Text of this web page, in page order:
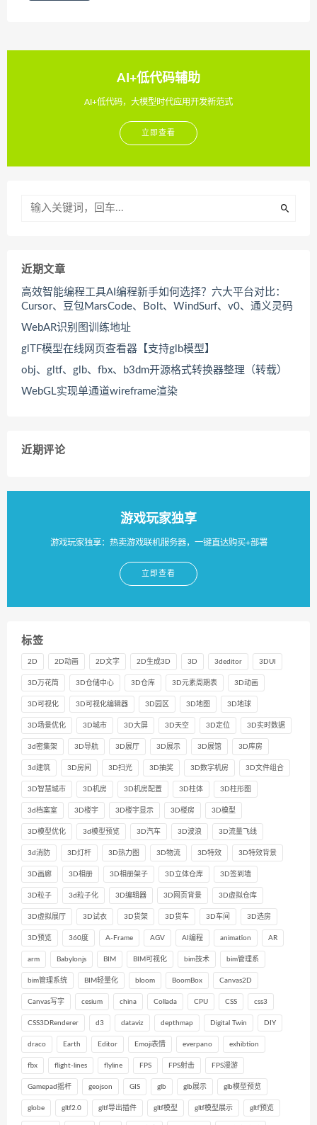
AI+低代码辅助
AI+低代码，大模型时代应用开发新范式
立即查看
近期文章
高效智能编程工具AI编程新手如何选择？六大平台对比：
Cursor、豆包MarsCode、Bolt、WindSurf、v0、通义灵码
WebAR识别图训练地址
glTF模型在线网页查看器【支持glb模型】
obj、gltf、glb、fbx、b3dm开源格式转换器整理（转载）
WebGL实现单通道wireframe渲染
近期评论
游戏玩家独享
游戏玩家独享：热卖游戏联机服务器，一键直达购买+部署
立即查看
标签
2D 2D动画 2D文字 2D生成3D 3D 3deditor 3DUI
3D万花筒 3D仓储中心 3D仓库 3D元素周期表 3D动画
3D可视化 3D可视化编辑器 3D园区 3D地图 3D地球
3D场景优化 3D城市 3D大屏 3D天空 3D定位 3D实时数据
3d密集架 3D导航 3D展厅 3D展示 3D展馆 3D库房
3d建筑 3D房间 3D扫光 3D抽奖 3D数字机房 3D文件组合
3D智慧城市 3D机房 3D机房配置 3D柱体 3D柱形图
3d档案室 3D楼宇 3D楼宇显示 3D楼房 3D模型
3D模型优化 3d模型预览 3D汽车 3D波浪 3D流量飞线
3d消防 3D灯杆 3D热力图 3D物流 3D特效 3D特效背景
3D画廊 3D相册 3D相册架子 3D立体仓库 3D签到墙
3D粒子 3d粒子化 3D编辑器 3D网页背景 3D虚拟仓库
3D虚拟展厅 3D试衣 3D货架 3D货车 3D车间 3D选房
3D预览 360度 A-Frame AGV AI编程 animation AR
arm Babylonjs BIM BIM可视化 bim技术 bim管理系
bim管理系统 BIM轻量化 bloom BoomBox Canvas2D
Canvas写字 cesium china Collada CPU CSS css3
CSS3DRenderer d3 dataviz depthmap Digital Twin DIY
draco Earth Editor Emoji表情 everpano exhibtion
fbx flight-lines flyline FPS FPS射击 FPS漫游
Gamepad摇杆 geojson GIS glb glb展示 glb模型预览
globe gltf2.0 gltf导出插件 gltf模型 gltf模型展示 gltf预览